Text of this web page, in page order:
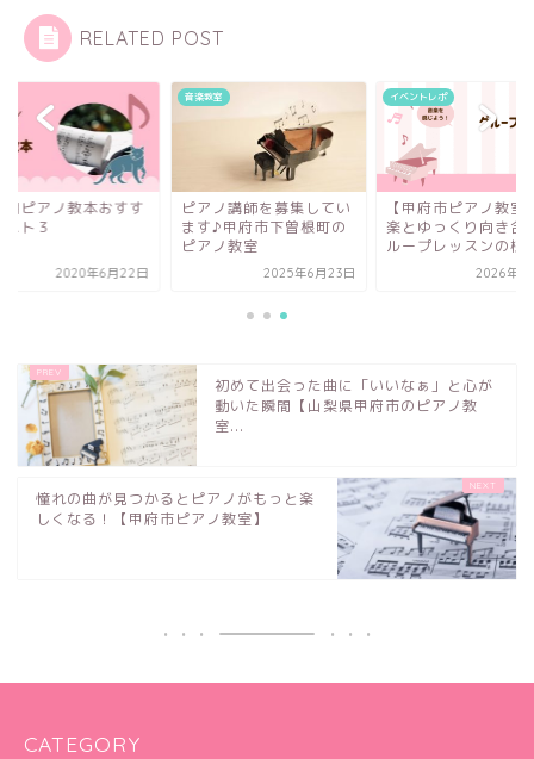
RELATED POST
用ピアノ教本おすす
ト３
2020年6月22日
音楽教室
ピアノ講師を募集してい
ます♪甲府市下曽根町の
ピアノ教室
2025年6月23日
イベントレポ
【甲府市ピアノ教室
楽とゆっくり向き合
ループレッスンの様
2026年2
初めて出会った曲に「いいなぁ」と心が
動いた瞬間【山梨県甲府市のピアノ教
室...
憧れの曲が見つかるとピアノがもっと楽
しくなる！【甲府市ピアノ教室】
CATEGORY